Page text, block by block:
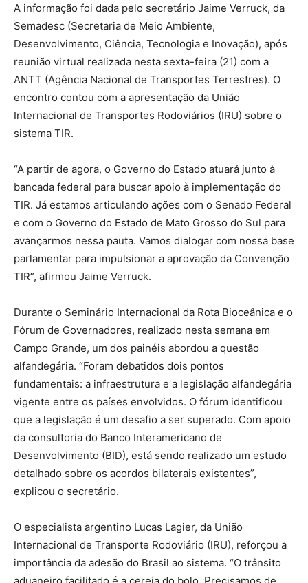
A informação foi dada pelo secretário Jaime Verruck, da
Semadesc (Secretaria de Meio Ambiente,
Desenvolvimento, Ciência, Tecnologia e Inovação), após
reunião virtual realizada nesta sexta-feira (21) com a
ANTT (Agência Nacional de Transportes Terrestres). O
encontro contou com a apresentação da União
Internacional de Transportes Rodoviários (IRU) sobre o
sistema TIR.
“A partir de agora, o Governo do Estado atuará junto à
bancada federal para buscar apoio à implementação do
TIR. Já estamos articulando ações com o Senado Federal
e com o Governo do Estado de Mato Grosso do Sul para
avançarmos nessa pauta. Vamos dialogar com nossa base
parlamentar para impulsionar a aprovação da Convenção
TIR”, afirmou Jaime Verruck.
Durante o Seminário Internacional da Rota Bioceânica e o
Fórum de Governadores, realizado nesta semana em
Campo Grande, um dos painéis abordou a questão
alfandegária. “Foram debatidos dois pontos
fundamentais: a infraestrutura e a legislação alfandegária
vigente entre os países envolvidos. O fórum identificou
que a legislação é um desafio a ser superado. Com apoio
da consultoria do Banco Interamericano de
Desenvolvimento (BID), está sendo realizado um estudo
detalhado sobre os acordos bilaterais existentes”,
explicou o secretário.
O especialista argentino Lucas Lagier, da União
Internacional de Transporte Rodoviário (IRU), reforçou a
importância da adesão do Brasil ao sistema. “O trânsito
aduaneiro facilitado é a cereja do bolo. Precisamos de